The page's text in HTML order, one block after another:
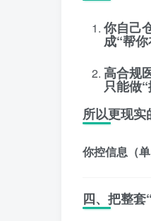
你自己
成“帮
高合规
只能做
所以更现实
你控信息（
四、把整套